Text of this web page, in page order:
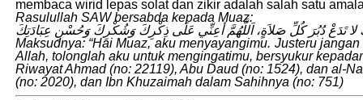
membaca wirid lepas solat dan zikir adalah salah satu
Rasulullah SAW bersabda kepada Muaz:
لا تَدَعْ دُبُرَ كُلِّ صَلاَةٍ، اَللَّهُمَّ أعِنِّي عَلَى ذِكْرِكَ وَشُكْرِكَ وَحُسْنِ عِبَادَتِكَ
Maksudnya: “Hai Muaz, aku menyayangimu. Justeru
Allah, tolonglah aku untuk mengingatimu, bersyukur
Riwayat Ahmad (no: 22119), Abu Daud (no: 1524), dan al-
(no: 2020), dan Ibn Khuzaimah dalam Sahihnya (no: 751)